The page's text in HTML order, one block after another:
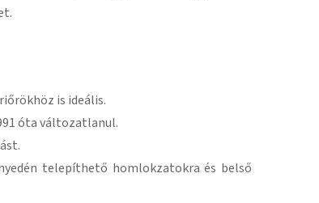
is ideális.
óta változatlanul.
telepíthető homlokzatokra és belső